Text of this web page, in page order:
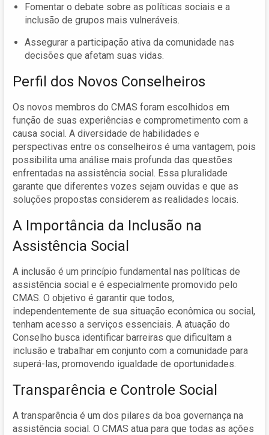
Fomentar o debate sobre as políticas sociais e a
inclusão de grupos mais vulneráveis.
Assegurar a participação ativa da comunidade nas
decisões que afetam suas vidas.
Perfil dos Novos Conselheiros
Os novos membros do CMAS foram escolhidos em
função de suas experiências e comprometimento com a
causa social. A diversidade de habilidades e
perspectivas entre os conselheiros é uma vantagem, pois
possibilita uma análise mais profunda das questões
enfrentadas na assistência social. Essa pluralidade
garante que diferentes vozes sejam ouvidas e que as
soluções propostas considerem as realidades locais.
A Importância da Inclusão na
Assistência Social
A inclusão é um princípio fundamental nas políticas de
assistência social e é especialmente promovido pelo
CMAS. O objetivo é garantir que todos,
independentemente de sua situação econômica ou social,
tenham acesso a serviços essenciais. A atuação do
Conselho busca identificar barreiras que dificultam a
inclusão e trabalhar em conjunto com a comunidade para
superá-las, promovendo igualdade de oportunidades.
Transparência e Controle Social
A transparência é um dos pilares da boa governança na
assistência social. O CMAS atua para que todas as ações